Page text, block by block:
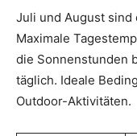
Juli und August sind
Maximale
die Sonnenstunden
täglich. Ideale
Outdoor-Aktivitäten.